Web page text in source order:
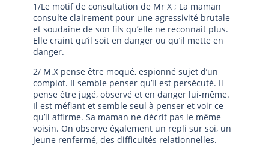
1/Le motif de consultation de Mr X ; La maman
consulte clairement pour une agressivité brutale
et soudaine de son fils qu’elle ne reconnait plus.
Elle craint qu’il soit en danger ou qu’il mette en
danger.
2/ M.X pense être moqué, espionné sujet d’un
complot. Il semble penser qu’il est persécuté. Il
pense être jugé, observé et en danger lui-même.
Il est méfiant et semble seul à penser et voir ce
qu’il affirme. Sa maman ne décrit pas le même
voisin. On observe également un repli sur soi, un
jeune renfermé, des difficultés relationnelles.